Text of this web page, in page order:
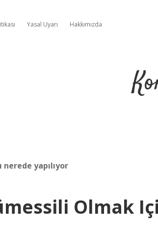
Yasal Uyarı Hakkımızda
nerede yapılıyor
Olmak